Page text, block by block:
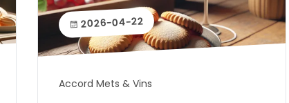
2026-04-22
Accord Mets & Vins